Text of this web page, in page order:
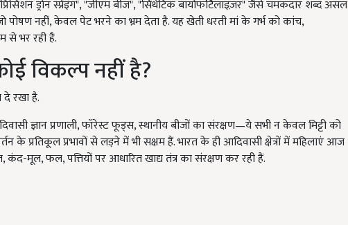
ड्रोन स्प्रेइंग", "जीएम बीज", "सिंथेटिक बायोफर्टिलाइज़र" जैसे चमकदार शब्द असल
पोषण नहीं, केवल पेट भरने का भ्रम देता है. यह खेती धरती मां के गर्भ को कांच,
से भर रही है.
विकल्प नहीं है?
रखा है.
ज्ञान प्रणाली, फॉरेस्ट फूड्स, स्थानीय बीजों का संरक्षण—ये सभी न केवल मिट्टी को
के प्रतिकूल प्रभावों से लड़ने में भी सक्षम हैं. भारत के ही आदिवासी क्षेत्रों में महिलाएं आज
मूल, फल, पत्तियों पर आधारित खाद्य तंत्र का संरक्षण कर रही हैं.